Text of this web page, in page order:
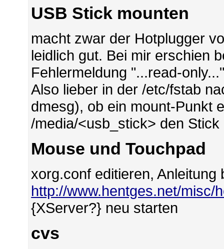
USB Stick mounten
macht zwar der Hotplugger
leidlich gut. Bei mir erschien
Fehlermeldung "...read-
Also lieber in der /etc/fstab
dmesg), ob ein mount-Punkt
/media/<usb_stick> den Stick
Mouse und Touchpad
xorg.conf editieren, Anleitung
http://www.hentges.net/misc/
{XServer?} neu starten
cvs